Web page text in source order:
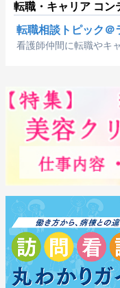
転職・キャリア コン
転職相談トピック＠
看護師仲間に転職やキ